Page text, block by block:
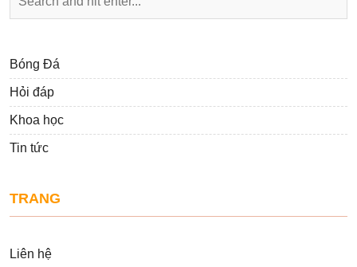
Bóng Đá
Hỏi đáp
Khoa học
Tin tức
TRANG
Liên hệ